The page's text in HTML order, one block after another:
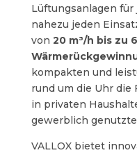
Lüftungsanlagen
nahezu jeden
von 20 m³/h bis zu
kompakten und
rund um die Uhr
in privaten
gewerblich
VALLOX bietet